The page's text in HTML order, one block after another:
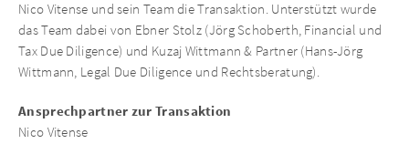
Nico Vitense und sein Team die Transaktion. Unterstützt wurde
das Team dabei von Ebner Stolz (Jörg Schoberth, Financial und
Tax Due Diligence) und Kuzaj Wittmann & Partner (Hans-Jörg
Wittmann, Legal Due Diligence und Rechtsberatung).
Ansprechpartner zur Transaktion
Nico Vitense